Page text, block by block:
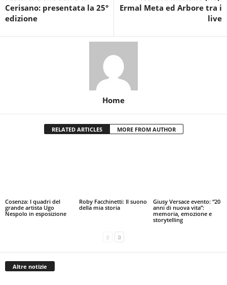
Cerisano: presentata la 25°
edizione
Ermal Meta ed Arbore tra i
live
Home
RELATED ARTICLES MORE FROM AUTHOR
Cosenza: I quadri del
grande artista Ugo
Nespolo in esposizione
Roby Facchinetti: Il suono
della mia storia
Giusy Versace evento: “20
anni di nuova vita”:
memoria, emozione e
storytelling
Altre notizie